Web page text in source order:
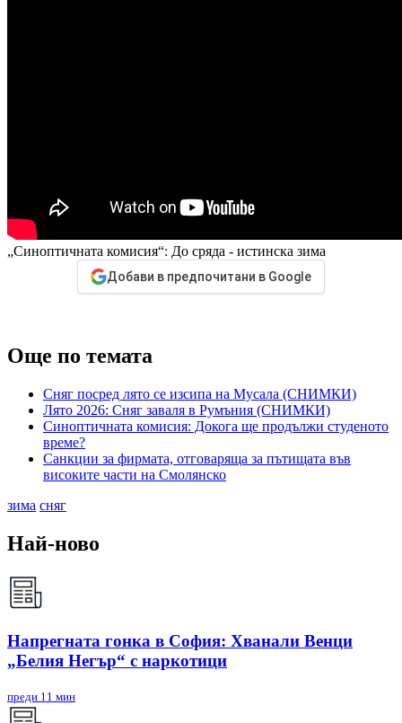
„Синоптичната комисия“: До сряда - истинска зима
Добави в предпочитани в Google
Още по темата
Сняг посред лято се изсипа на Мусала (СНИМКИ)
Лято 2026: Сняг заваля в Румъния (СНИМКИ)
Синоптичната комисия: Докога ще продължи студеното
време?
Санкции за фирмата, отговаряща за пътищата във
високите части на Смолянско
зима сняг
Най-ново
Напрегната гонка в София: Хванали Венци
„Белия Негър“ с наркотици
преди 11 мин